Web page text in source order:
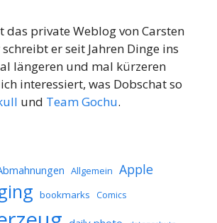
das private Weblog von Carsten
er seit Jahren Dinge ins
längeren und mal kürzeren
interessiert, was Dobschat so
und Team Gochu.
Allgemein Apple
bookmarks Comics